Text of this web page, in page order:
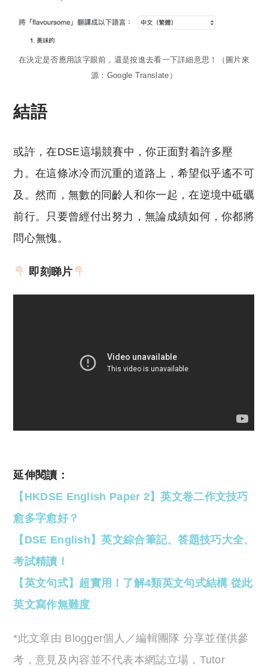
在決定是否應用該字眼前，還是按進去看一下詳細意思！（圖片來
源：Google Translate）
結語
或許，在DSE這場競賽中，你正面對着許多壓
力。在這條冰冷而沉重的道路上，希望似乎遙不可
及。然而，無數的同齡人和你一起，在逆境中砥礪
前行。只要曾經付出努力，無論成績如何，你都將
問心無愧。
即刻睇片
延伸閱讀：
【HKDSE English Paper 2】英文卷二作文技巧
愈多字愈好？
【DSE English】英文綜合筆記、答題技巧大全、
考試精讀！
【英文句式】超實用！了解4類英文句式結構 從此
英文寫作無難度
*此文章由 Blogger個人／編輯團隊 分享並僅供參
考，意見及內容並不代表本網誌立場，Tutor